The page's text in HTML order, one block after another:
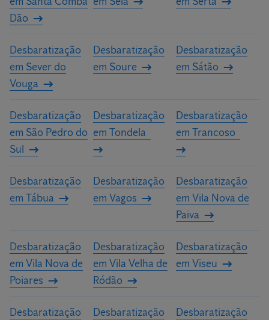
Dão
Desbaratização
em Sever do
Vouga
Desbaratização
em Soure
Desbaratização
em Sátão
Desbaratização
em São Pedro do
Sul
Desbaratização
em Tondela
Desbaratização
em Trancoso
Desbaratização
em Tábua
Desbaratização
em Vagos
Desbaratização
em Vila Nova de
Paiva
Desbaratização
em Vila Nova de
Poiares
Desbaratização
em Vila Velha de
Ródão
Desbaratização
em Viseu
Desbaratização
Desbaratização
Desbaratização